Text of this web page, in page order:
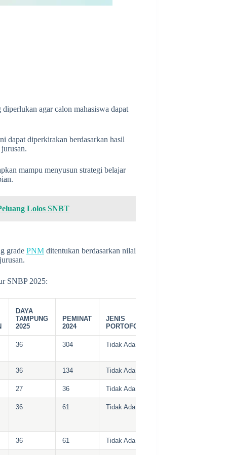
agar calon mahasiswa dapat
dapat diperkirakan berdasarkan hasil
mampu menyusun strategi belajar
Lolos SNBT
grade PNM ditentukan berdasarkan nilai
SNBP 2025:
DAYA
TAMPUNG
2025
PEMINAT
2024
JENIS
PORTOFOLIO
36 304 Tidak Ada
36 134 Tidak Ada
27 36 Tidak Ada
36 61 Tidak Ada
36 61 Tidak Ada